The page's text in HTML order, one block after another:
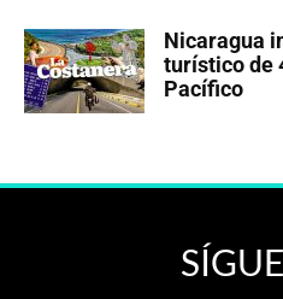
Nicaragua
turístico de
Pacífico